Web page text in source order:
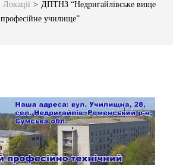
Локації > ДПТНЗ “Недригайлівське вище
професійне училище”